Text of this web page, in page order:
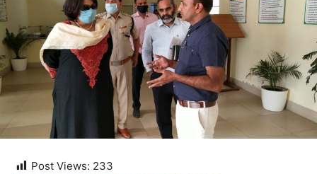
Post Views: 233